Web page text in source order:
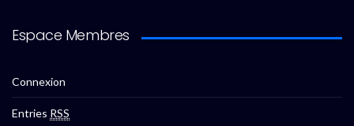
Espace Membres
Connexion
Entries RSS